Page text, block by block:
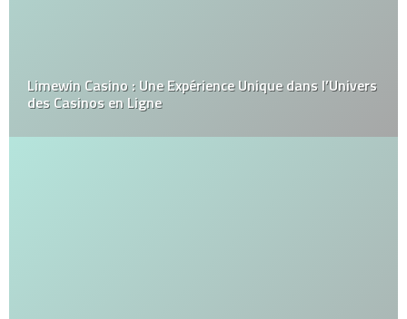
Limewin Casino : Une Expérience Unique dans l’Univers
des Casinos en Ligne